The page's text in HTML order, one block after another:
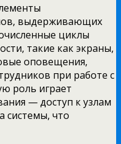
выдерживающих
циклы
такие как экраны,
оповещения,
при работе с
роль играет
— доступ к узлам
системы, что